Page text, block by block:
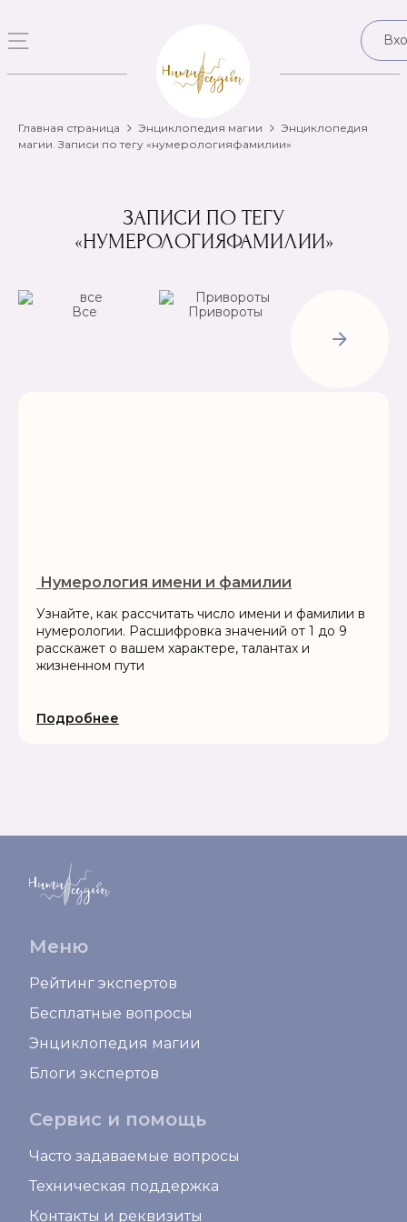
Главная страница Энциклопедия магии
Энциклопедия
магии. Записи по тегу «нумерологияфамилии»
ЗАПИСИ ПО ТЕГУ
«НУМЕРОЛОГИЯФАМИЛИИ»
Все
Привороты
Рассорки
‍ Нумерология имени и фамилии
Узнайте, как рассчитать число имени и фамилии в
нумерологии. Расшифровка значений от 1 до 9
расскажет о вашем характере, талантах и
жизненном пути
Подробнее
Меню
Рейтинг экспертов
Бесплатные вопросы
Энциклопедия магии
Блоги экспертов
Сервис и помощь
Часто задаваемые вопросы
Техническая поддержка
Контакты и реквизиты